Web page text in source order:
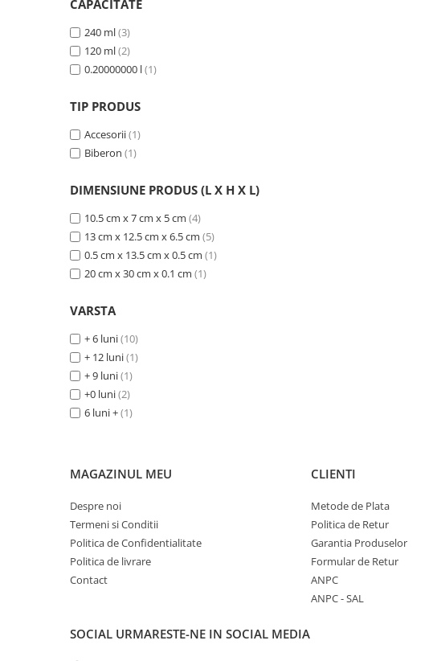
Mese de infasat Ultra Light 50x70
Sisteme de siguranta copii
Igiena si ingrijire copii
Jucarii bebelusi
Centre de activitati
Jucarii bip-bip si chitaitoare
Jucarii de agatat
Jucarii de atasament
Jucarii muzicale
Jucarii pentru dentitie
Jucarii sunatoare
Jucarii de plus
Articole hranire bebelusi
Biberoane, tetine, accesorii
Cani, pahare si accesorii bebe
Incalzitoare si termosuri bebe
Saltele, lenjerii de patut si accesorii
Lenjerii si huse patut
CAPACITATE
240 ml(3)
120 ml(2)
0.20000000 l(1)
TIP PRODUS
Accesorii(1)
Biberon (1)
DIMENSIUNE PRODUS (L X H X L)
10.5 cm x 7 cm x 5 cm (4)
13 cm x 12.5 cm x 6.5 cm (5)
0.5 cm x 13.5 cm x 0.5 cm (1)
20 cm x 30 cm x 0.1 cm (1)
VARSTA
+ 6 luni(10)
+ 12 luni(1)
+ 9 luni(1)
+0 luni(2)
6 luni +(1)
MAGAZINUL MEU
Despre noi
Termeni si Conditii
Politica de Confidentialitate
Politica de livrare
Contact
CLIENTI
Metode de Plata
Politica de Retur
Garantia Produselor
Formular de Retur
ANPC
ANPC - SAL
SOCIAL URMARESTE-NE IN SOCIAL MEDIA